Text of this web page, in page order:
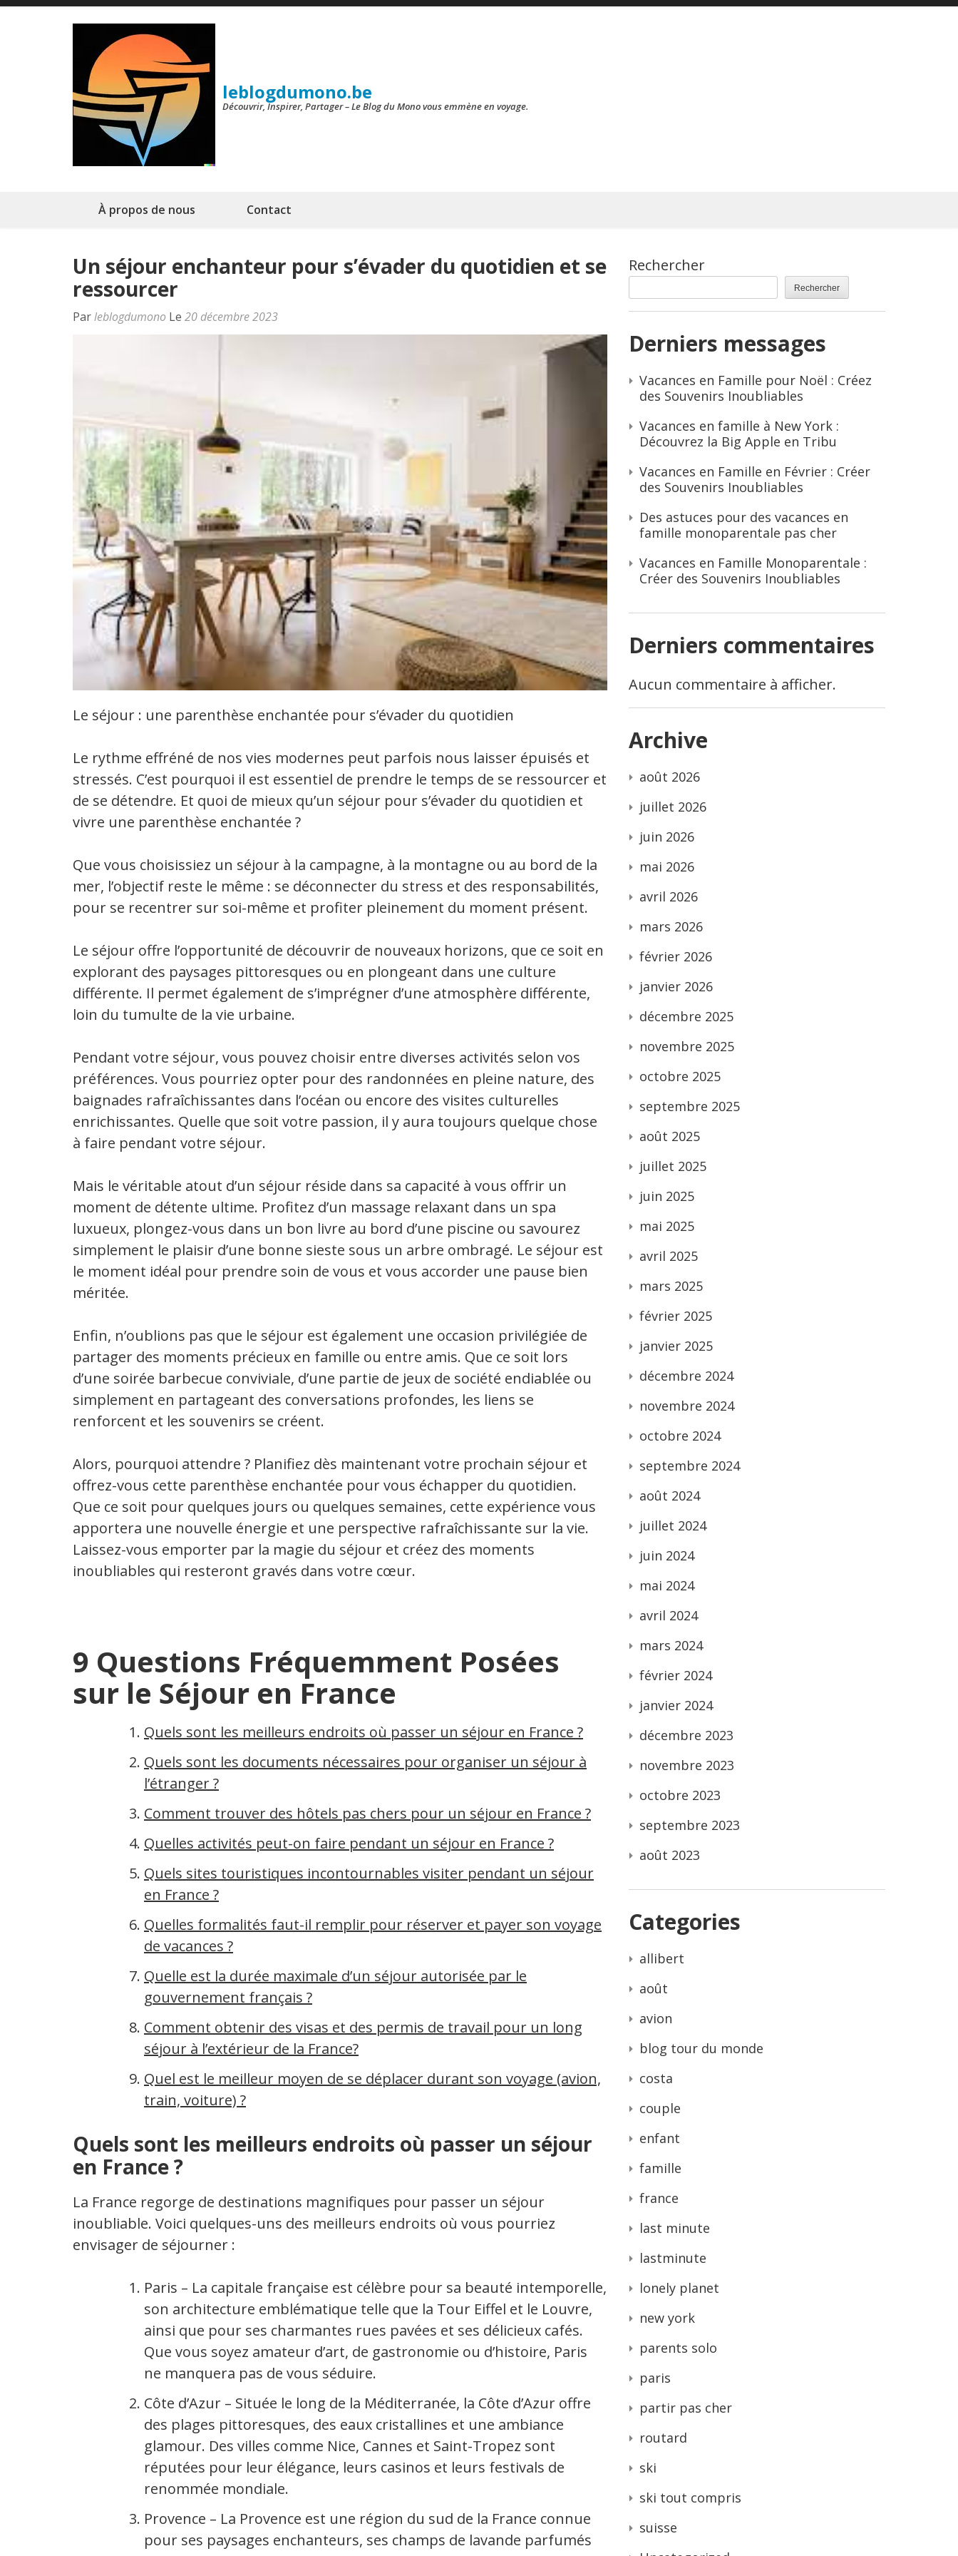
Aller
leblogdumono.be
Découvrir, Inspirer, Partager – Le Blog du Mono vous emmène en voyage.
À propos de nous Contact
Un séjour enchanteur pour s’évader du quotidien et se
ressourcer
Parleblogdumono Le 20 décembre 2023
Le séjour : une parenthèse enchantée pour s’évader du quotidien
Le rythme effréné de nos vies modernes peut parfois nous laisser épuisés et
stressés. C’est pourquoi il est essentiel de prendre le temps de se ressourcer et
de se détendre. Et quoi de mieux qu’un séjour pour s’évader du quotidien et
vivre une parenthèse enchantée ?
Que vous choisissiez un séjour à la campagne, à la montagne ou au bord de la
mer, l’objectif reste le même : se déconnecter du stress et des responsabilités,
pour se recentrer sur soi-même et profiter pleinement du moment présent.
Le séjour offre l’opportunité de découvrir de nouveaux horizons, que ce soit en
explorant des paysages pittoresques ou en plongeant dans une culture
différente. Il permet également de s’imprégner d’une atmosphère différente,
loin du tumulte de la vie urbaine.
Pendant votre séjour, vous pouvez choisir entre diverses activités selon vos
préférences. Vous pourriez opter pour des randonnées en pleine nature, des
baignades rafraîchissantes dans l’océan ou encore des visites culturelles
enrichissantes. Quelle que soit votre passion, il y aura toujours quelque chose
à faire pendant votre séjour.
Mais le véritable atout d’un séjour réside dans sa capacité à vous offrir un
moment de détente ultime. Profitez d’un massage relaxant dans un spa
luxueux, plongez-vous dans un bon livre au bord d’une piscine ou savourez
simplement le plaisir d’une bonne sieste sous un arbre ombragé. Le séjour est
le moment idéal pour prendre soin de vous et vous accorder une pause bien
méritée.
Enfin, n’oublions pas que le séjour est également une occasion privilégiée de
partager des moments précieux en famille ou entre amis. Que ce soit lors
d’une soirée barbecue conviviale, d’une partie de jeux de société endiablée ou
simplement en partageant des conversations profondes, les liens se
renforcent et les souvenirs se créent.
Alors, pourquoi attendre ? Planifiez dès maintenant votre prochain séjour et
offrez-vous cette parenthèse enchantée pour vous échapper du quotidien.
Que ce soit pour quelques jours ou quelques semaines, cette expérience vous
apportera une nouvelle énergie et une perspective rafraîchissante sur la vie.
Laissez-vous emporter par la magie du séjour et créez des moments
inoubliables qui resteront gravés dans votre cœur.
9 Questions Fréquemment Posées
sur le Séjour en France
Quels sont les meilleurs endroits où passer un séjour en France ?
Quels sont les documents nécessaires pour organiser un séjour à
l’étranger ?
Comment trouver des hôtels pas chers pour un séjour en France ?
Quelles activités peut-on faire pendant un séjour en France ?
Quels sites touristiques incontournables visiter pendant un séjour
en France ?
Quelles formalités faut-il remplir pour réserver et payer son voyage
de vacances ?
Quelle est la durée maximale d’un séjour autorisée par le
gouvernement français ?
Comment obtenir des visas et des permis de travail pour un long
séjour à l’extérieur de la France?
Quel est le meilleur moyen de se déplacer durant son voyage (avion,
train, voiture) ?
Quels sont les meilleurs endroits où passer un séjour
en France ?
La France regorge de destinations magnifiques pour passer un séjour
inoubliable. Voici quelques-uns des meilleurs endroits où vous pourriez
envisager de séjourner :
Paris – La capitale française est célèbre pour sa beauté intemporelle,
son architecture emblématique telle que la Tour Eiffel et le Louvre,
ainsi que pour ses charmantes rues pavées et ses délicieux cafés.
Que vous soyez amateur d’art, de gastronomie ou d’histoire, Paris
ne manquera pas de vous séduire.
Côte d’Azur – Située le long de la Méditerranée, la Côte d’Azur offre
des plages pittoresques, des eaux cristallines et une ambiance
glamour. Des villes comme Nice, Cannes et Saint-Tropez sont
réputées pour leur élégance, leurs casinos et leurs festivals de
renommée mondiale.
Provence – La Provence est une région du sud de la France connue
pour ses paysages enchanteurs, ses champs de lavande parfumés
Rechercher
Rechercher
Derniers messages
Vacances en Famille pour Noël : Créez
des Souvenirs Inoubliables
Vacances en famille à New York :
Découvrez la Big Apple en Tribu
Vacances en Famille en Février : Créer
des Souvenirs Inoubliables
Des astuces pour des vacances en
famille monoparentale pas cher
Vacances en Famille Monoparentale :
Créer des Souvenirs Inoubliables
Derniers commentaires
Aucun commentaire à afficher.
Archive
août 2026
juillet 2026
juin 2026
mai 2026
avril 2026
mars 2026
février 2026
janvier 2026
décembre 2025
novembre 2025
octobre 2025
septembre 2025
août 2025
juillet 2025
juin 2025
mai 2025
avril 2025
mars 2025
février 2025
janvier 2025
décembre 2024
novembre 2024
octobre 2024
septembre 2024
août 2024
juillet 2024
juin 2024
mai 2024
avril 2024
mars 2024
février 2024
janvier 2024
décembre 2023
novembre 2023
octobre 2023
septembre 2023
août 2023
Categories
allibert
août
avion
blog tour du monde
costa
couple
enfant
famille
france
last minute
lastminute
lonely planet
new york
parents solo
paris
partir pas cher
routard
ski
ski tout compris
suisse